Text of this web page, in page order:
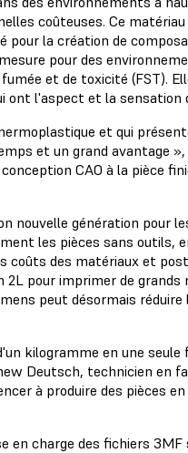
coûteuses. Ce
pour la création de
pour des
et de toxicité (FST).
l'aspect et la
et qui
et un grand avantage
CAO à la pièce
génération pour
les pièces sans outils,
coûts des matériaux et
pour imprimer de
peut désormais
kilogramme en une
Deutsch, technicien en
à produire des pièces
charge des fichiers 3MF